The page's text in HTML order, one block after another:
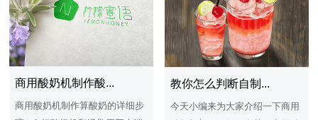
制作的过程中可以根据自己的喜
好和口味添加不同的辅料在酸奶
里面，多数的人是在酸奶中添加
些果肉提高酸奶的维生素营养。
商用酸奶机怎么做酸奶，商
用酸奶机是一款制作酸奶的机器
设备，商用酸奶机算是一款乳酸
切丁，用淡盐水浸泡，可防止表
面氧化变色.4.猕猴桃﹑橙子和梨
分别去皮，切丁.5.用淡盐水浸泡
完的苦菊和草莓，捞出用清水再
冲洗一遍，草莓去掉叶子，切块
备用.6.苦菊铺盘底，所有水果丁
摆上面，再倒入适量酸奶，即可
商用酸奶机制作酸...
商用酸奶机制作算酸奶的详细步
教你怎么判断自制...
今天小编来为大家介绍一下商用